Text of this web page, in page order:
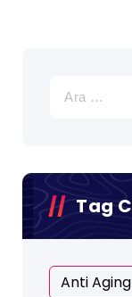
Tag
Anti